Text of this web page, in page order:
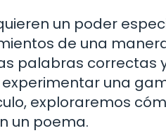
un poder
de una
palabras correctas
una
exploraremos
un poema.